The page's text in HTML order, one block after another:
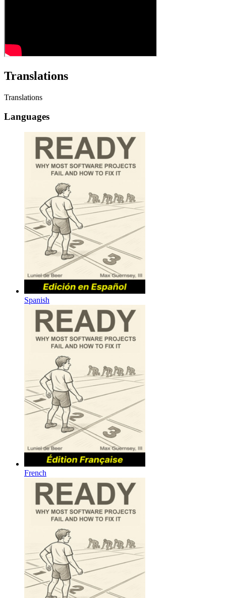
Translations
Translations
Languages
Spanish
French